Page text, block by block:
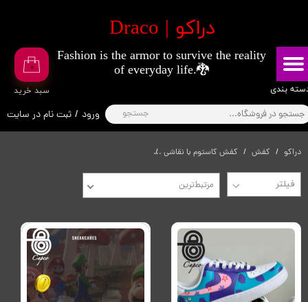
​دراکو | Draco
۰
جستجو ورود / ثبت نام در سایت
تغییر گذر واژه
سفارشات
خروج از حساب کاربری
​سبد خرید
Fashion is the armor to survive the reality
of everyday life.🐉
بندی
دراکو کفش کفش کاستوم با نقاشی
مرتبط‌ترین